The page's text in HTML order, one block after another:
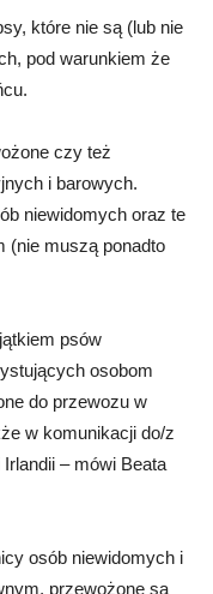
które nie są (lub nie
pod warunkiem że
czy też
i barowych.
niewidomych oraz te
(nie muszą ponadto
psów
osobom
do przewozu w
w komunikacji do/z
Irlandii – mówi Beata
osób niewidomych i
przewożone są